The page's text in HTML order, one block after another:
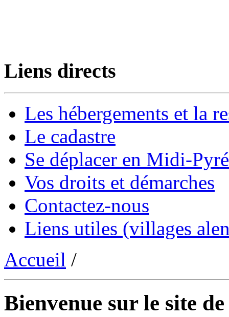
Liens directs
Les hébergements et la
Le cadastre
Se déplacer en Midi-
Vos droits et démarches
Contactez-nous
Liens utiles (villages
Accueil /
Bienvenue sur le site